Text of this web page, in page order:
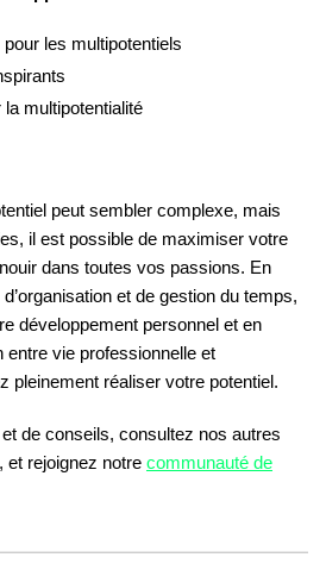
pour les multipotentiels
la multipotentialité
peut sembler complexe, mais
il est possible de maximiser votre
dans toutes vos passions. En
et de gestion du temps,
développement personnel et en
entre vie professionnelle et
pleinement réaliser votre potentiel.
de conseils, consultez nos autres
et rejoignez notre communauté de